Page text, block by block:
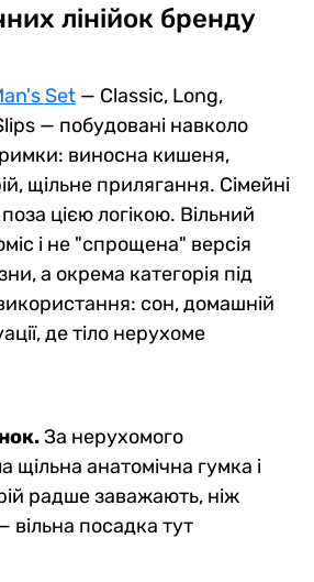
лінійок бренду
Set — Classic, Long,
— побудовані навколо
виносна кишеня,
щільне прилягання. Сімейні
цією логікою. Вільний
і не "спрощена" версія
а окрема категорія під
сон, домашній
де тіло нерухоме
За нерухомого
щільна анатомічна гумка і
радше заважають, ніж
вільна посадка тут